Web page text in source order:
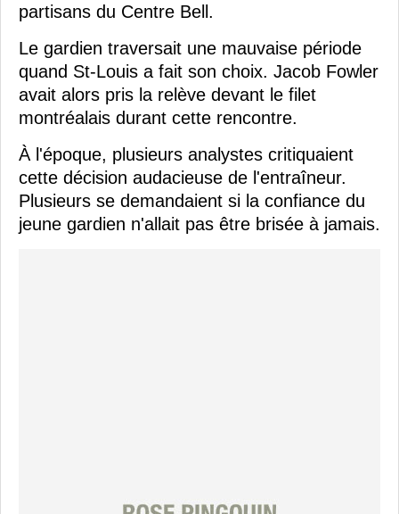
partisans du Centre Bell.
Le gardien traversait une mauvaise période
quand St-Louis a fait son choix. Jacob Fowler
avait alors pris la relève devant le filet
montréalais durant cette rencontre.
À l'époque, plusieurs analystes critiquaient
cette décision audacieuse de l'entraîneur.
Plusieurs se demandaient si la confiance du
jeune gardien n'allait pas être brisée à jamais.